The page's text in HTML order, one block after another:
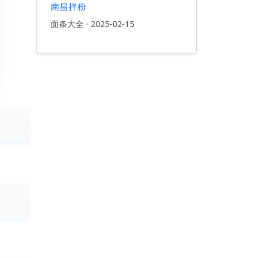
南昌拌粉
面条大全 · 2025-02-15